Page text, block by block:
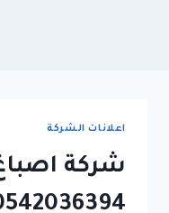
اعلانات الشركة
شركة